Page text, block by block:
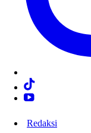
Redaksi